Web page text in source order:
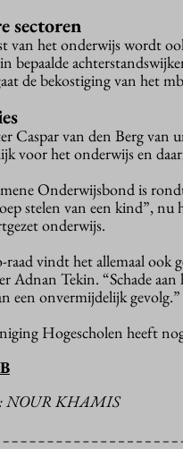
sectoren
van het onderwijs wordt
bepaalde
de bekostiging van het
Caspar van den Berg van
voor het onderwijs en
Onderwijsbond is
stelen van een kind”, nu
onderwijs.
vindt het allemaal ook
Adnan Tekin. “Schade
een onvermijdelijk gevolg.”
Hogescholen heeft
NOUR KHAMIS